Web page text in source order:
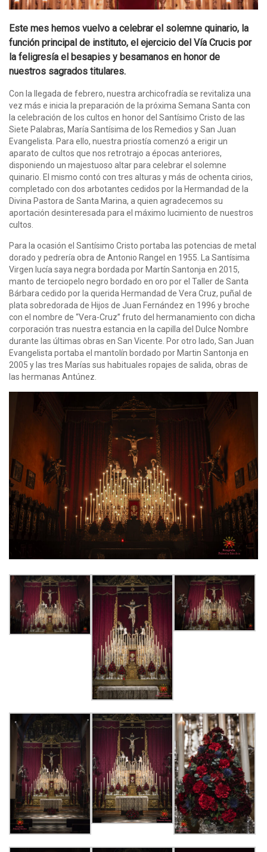
Este mes hemos vuelvo a celebrar el solemne quinario, la
función principal de instituto, el ejercicio del Vía Crucis por
la feligresía el besapies y besamanos en honor de
nuestros sagrados titulares.
Con la llegada de febrero, nuestra archicofradía se revitaliza una
vez más e inicia la preparación de la próxima Semana Santa con
la celebración de los cultos en honor del Santísimo Cristo de las
Siete Palabras, María Santísima de los Remedios y San Juan
Evangelista. Para ello, nuestra priostía comenzó a erigir un
aparato de cultos que nos retrotrajo a épocas anteriores,
disponiendo un majestuoso altar para celebrar el solemne
quinario. El mismo contó con tres alturas y más de ochenta cirios,
completado con dos arbotantes cedidos por la Hermandad de la
Divina Pastora de Santa Marina, a quien agradecemos su
aportación desinteresada para el máximo lucimiento de nuestros
cultos.
Para la ocasión el Santísimo Cristo portaba las potencias de metal
dorado y pedrería obra de Antonio Rangel en 1955. La Santísima
Virgen lucía saya negra bordada por Martín Santonja en 2015,
manto de terciopelo negro bordado en oro por el Taller de Santa
Bárbara cedido por la querida Hermandad de Vera Cruz, puñal de
plata sobredorada de Hijos de Juan Fernández en 1996 y broche
con el nombre de “Vera-Cruz” fruto del hermanamiento con dicha
corporación tras nuestra estancia en la capilla del Dulce Nombre
durante las últimas obras en San Vicente. Por otro lado, San Juan
Evangelista portaba el mantolín bordado por Martin Santonja en
2005 y las tres Marías sus habituales ropajes de salida, obras de
las hermanas Antúnez.